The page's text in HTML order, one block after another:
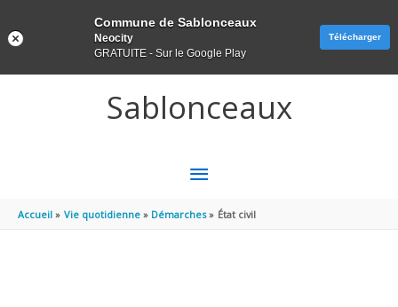
Sablonceaux
MENU
PRINCIPAL
Accueil Vie quotidienne Démarches État civil
Commune de Sablonceaux
Neocity
GRATUITE - Sur le Google Play
Télécharger